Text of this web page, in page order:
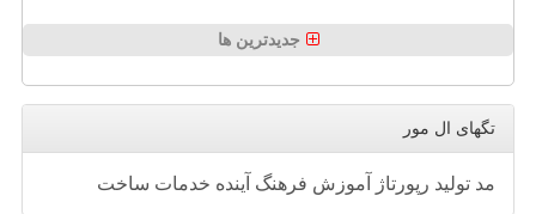
جدیدترین ها
تگهای ال مور
مد تولید رپورتاژ آموزش فرهنگ آینده خدمات ساخت